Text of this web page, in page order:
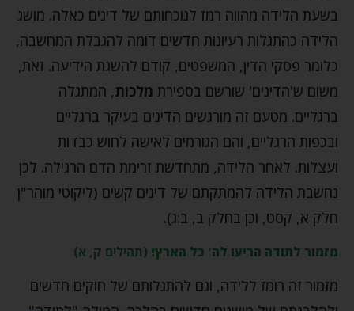
בשעת הלידה מהווה רמז לנוכחותם של דינים כאלה. מושג
הלידה כהתגלות רעיונות חדשים דומה להגבלת המחשבה,
כלומר פסקי הדין, המשפטים, קודם להשגת הידיעה. זאת,
משום ש'הדינים' שורשם בספירת מלכות, המתגלה
ברגליים. מטעם זה מורגשים הדינים בעיקר ברגליים
ובכפות הרגליים, והם הגורמים לאישה לחוש כבדות
ועצלות. לאחר הלידה, מתחדשת זרימת הדם הרגילה. לכן
נחשבת הלידה להמתקתם של דינים קשים (ליקוטי מוהר"ן
חלק א, קסט, וכן בחלק ב, ב:ג).
מזמור לתודה הריעו לה' כל הארץ! (תהילים ק, א)
מזמור זה רומז ללידה, וגם להתגלותם של חוקים חדשים